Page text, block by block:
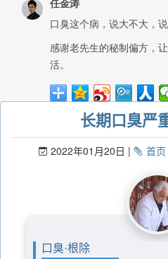
长期口臭严
2022年01月20日 首页
口臭·根除